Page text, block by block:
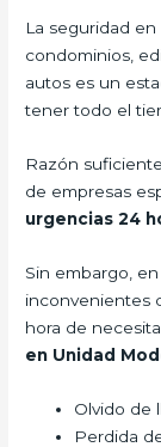
La seguridad
condominios,
autos es un
tener todo el
Razón
de empresas
urgencias 24
Sin embargo,
inconvenientes
hora de
en Unidad
Olvido de
Perdida